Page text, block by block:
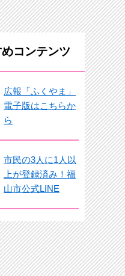
コンテンツ
広報「ふくやま」
電子版はこちらか
ら
市民の3人に1人以
上が登録済み！福
山市公式LINE